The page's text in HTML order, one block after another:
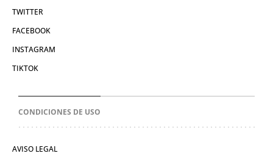
TWITTER
FACEBOOK
INSTAGRAM
TIKTOK
CONDICIONES DE USO
AVISO LEGAL